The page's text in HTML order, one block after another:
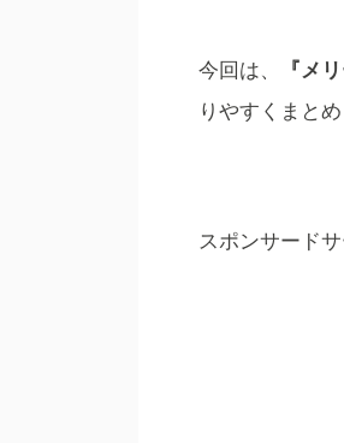
今回は、 『メ
りやすくまとめ
スポンサード